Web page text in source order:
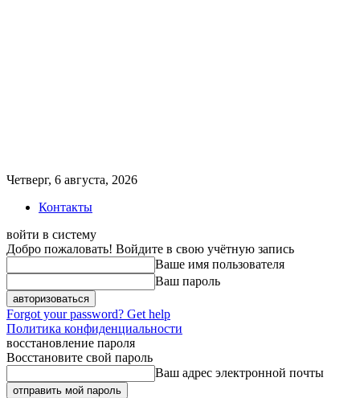
Четверг, 6 августа, 2026
Контакты
войти в систему
Добро пожаловать! Войдите в свою учётную запись
Ваше имя пользователя
Ваш пароль
Forgot your password? Get help
Политика конфиденциальности
восстановление пароля
Восстановите свой пароль
Ваш адрес электронной почты